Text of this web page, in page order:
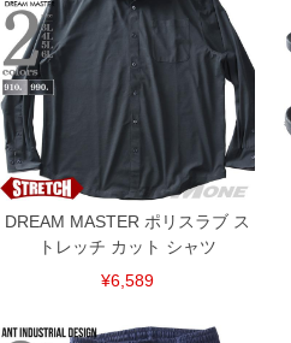
DREAM MASTER ポリスラブ ス
トレッチ カット シャツ
¥6,589